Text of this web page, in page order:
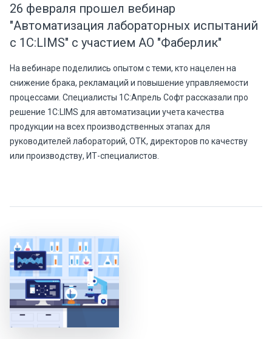
26 февраля прошел вебинар
"Автоматизация лабораторных испытаний
с 1С:LIMS" с участием АО "Фаберлик"
На вебинаре поделились опытом с теми, кто нацелен на
снижение брака, рекламаций и повышение управляемости
процессами. Специалисты 1С:Апрель Софт рассказали про
решение 1С:LIMS для автоматизации учета качества
продукции на всех производственных этапах для
руководителей лабораторий, ОТК, директоров по качеству
или производству, ИТ-специалистов.